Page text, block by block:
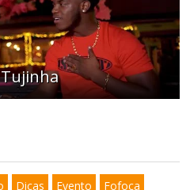
Tujinha
Dicas Evento
Fofoca